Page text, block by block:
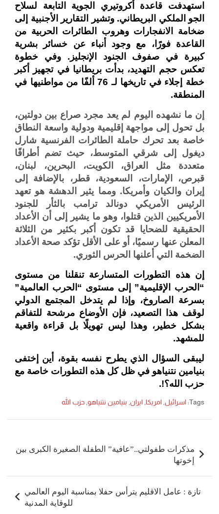
استهدفت قاعدة أكروتيري الجوية التابعة لسلاح
الجو الملكي البريطاني. وتشير التقارير الأجنبية إلى
ضخامة الانفجارات وهروب الطائرات الحربية من
القاعدة فورًا، مع وجود أنباء عن خسائر بشرية
كبيرة في صفوف الجنود الإنجليز. وفي خطوة
تعكس حجم التهديد، بدأت بريطانيا في تجهيز أكبر
خطة إجلاء في تاريخها لـ 76 ألفًا من مواطنيها في
المنطقة.
إن ما نشهده اليوم لم يعد مجرد صراع بين دولتين،
بل تحول إلى مواجهة إقليمية ودولية واسعة النطاق
خاصة بعد تحرك حاملة الطائرات الفرنسية شارل
ديغول إلى شرقي المتوسط، حيث تضم أطرافًا
متعددة مثل العراق، الكويت، البحرين، لبنان،
قبرص، الإمارات، السعودية، قطر، بالإضافة إلى
إيران والكيان وأمريكا. ومما يثير الدهشة هو تعهد
الرئيس الأمريكي دونالد ترامب بالثأر للجنود
الأمريكيين الذين قتلوا، وهو ما يشير إلى أن الأعداد
الحقيقية للضحايا قد تكون أكبر بكثير من الثلاثة
المعلن عنها رسميًا، أو على الأقل تؤكد صحة الأعداد
الضخمة التي أعلنها الحرس الثوري.
إن هذه التطورات المتسارعة تنقلنا من مستوى
“الحرب الإقليمية” إلى مستوى “الحرب العالمية”
بسرعة الصاروخ، وإذا لم يتدخل المجتمع الدولي
لوقف هذا التصعيد، فإن الأوضاع مرشحة للتفاقم
بشكل خطير، وهذا ليس تهويلًا بل قراءة واقعية
للمشهد.
ليبقى السؤال الذي يطرح نفسه بقوة، أين إختفى
بنيامين نتنياهو في ظل كل هذه التطورات خاصة مع
حزب الله؟!.
Tags: اسرائيل, امريكا, ايران, بنيامين نتنياهو, حزب الله
المقالاتمذكرات طفولتي..”عافية” الطفلة الصغيرة الكبرى بين
إخوتها
تازة : عامل الاقليم يترأس حفلا بمناسبة اليوم العالمي
للوقاية المدنية